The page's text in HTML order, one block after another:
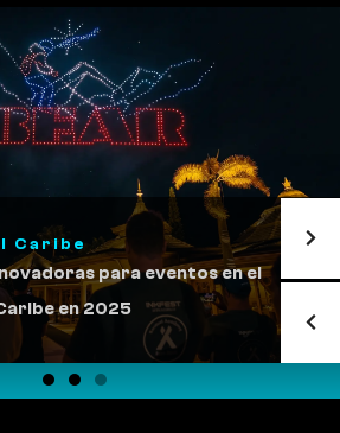
,show de drones
Drones Para Eventos en
de Marketing Hotelero